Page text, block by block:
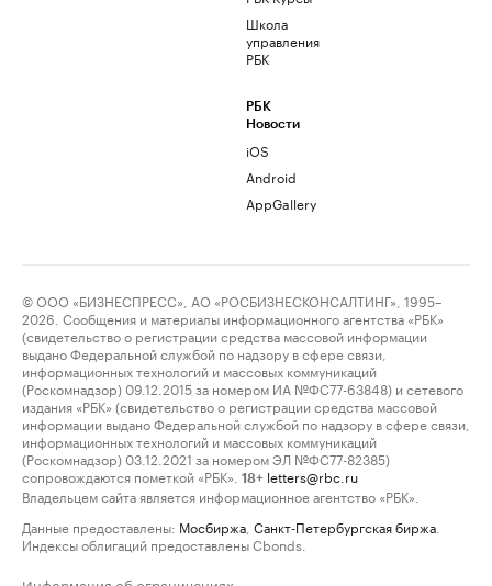
Школа
управления
РБК
РБК
Новости
iOS
Android
AppGallery
© ООО «БИЗНЕСПРЕСС», АО «РОСБИЗНЕСКОНСАЛТИНГ», 1995–
2026. Сообщения и материалы информационного агентства «РБК»
(свидетельство о регистрации средства массовой информации
выдано Федеральной службой по надзору в сфере связи,
информационных технологий и массовых коммуникаций
(Роскомнадзор) 09.12.2015 за номером ИА №ФС77-63848) и сетевого
издания «РБК» (свидетельство о регистрации средства массовой
информации выдано Федеральной службой по надзору в сфере связи,
информационных технологий и массовых коммуникаций
(Роскомнадзор) 03.12.2021 за номером ЭЛ №ФС77-82385)
сопровождаются пометкой «РБК».
18+ letters@rbc.ru
Владельцем сайта является информационное агентство «РБК».
Данные предоставлены: Мосбиржа Санкт-Петербургская биржа
Индексы облигаций предоставлены Cbonds.